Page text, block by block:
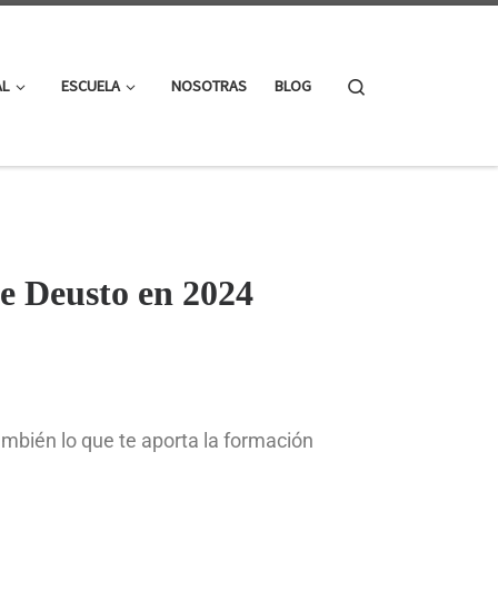
ESCUELA NOSOTRAS BLOG
Deusto en 2024
lo que te aporta la formación